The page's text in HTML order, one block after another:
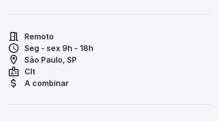
Remoto
Seg - sex 9h - 18h
São Paulo, SP
Clt
A combinar